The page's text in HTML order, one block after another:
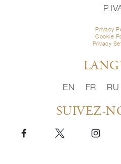
Privacy
Cookie
Privacy
EN FR RU
SUIVEZ-